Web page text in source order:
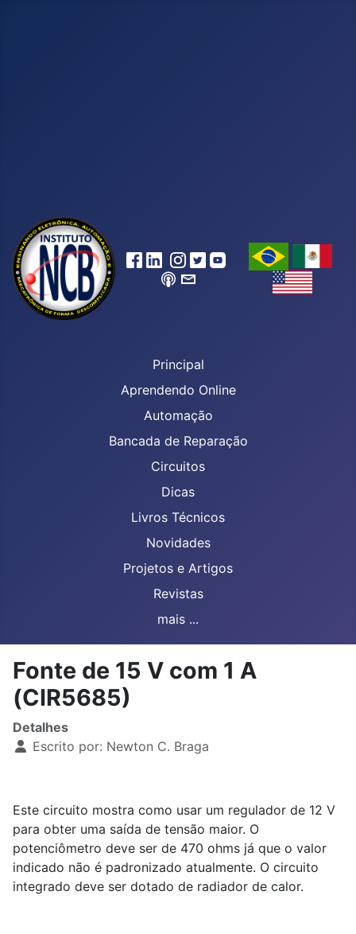
Principal
Aprendendo Online
Automação
Bancada de Reparação
Circuitos
Dicas
Livros Técnicos
Novidades
Projetos e Artigos
Revistas
mais ...
Fonte de 15 V com 1 A
(CIR5685)
Detalhes
Escrito por: Newton C. Braga
Este circuito mostra como usar um regulador de 12 V
para obter uma saída de tensão maior. O
potenciômetro deve ser de 470 ohms já que o valor
indicado não é padronizado atualmente. O circuito
integrado deve ser dotado de radiador de calor.